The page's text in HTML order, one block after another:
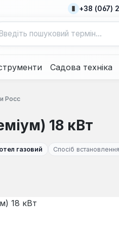
+38 (067)
Садова техніка
Росс
18 кВт
газовий Спосіб